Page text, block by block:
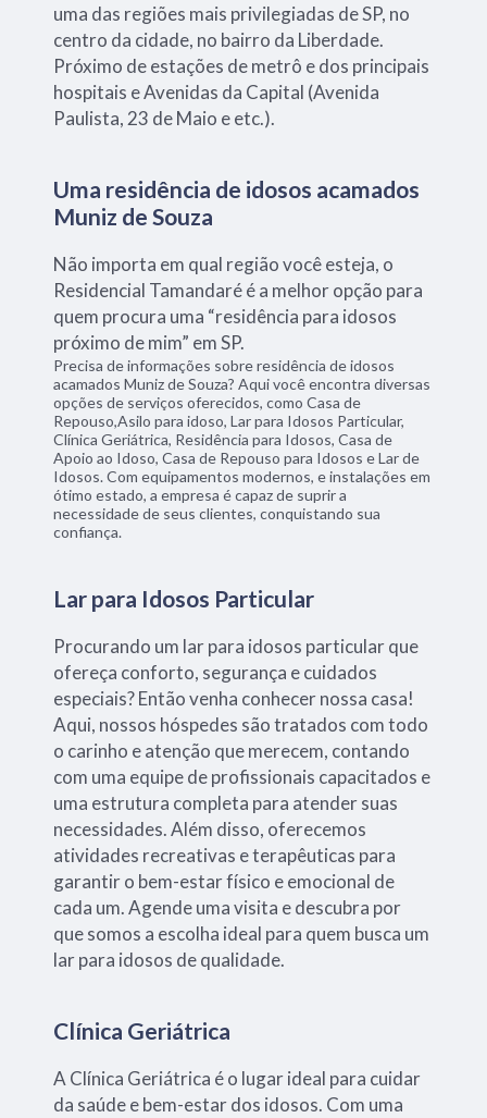
uma das regiões mais privilegiadas de SP, no
centro da cidade, no bairro da Liberdade.
Próximo de estações de metrô e dos principais
hospitais e Avenidas da Capital (Avenida
Paulista, 23 de Maio e etc.).
Uma residência de idosos acamados
Muniz de Souza
Não importa em qual região você esteja, o
Residencial Tamandaré é a melhor opção para
quem procura uma “residência para idosos
próximo de mim” em SP.
Precisa de informações sobre residência de idosos
acamados Muniz de Souza? Aqui você encontra diversas
opções de serviços oferecidos, como Casa de
Repouso,Asilo para idoso, Lar para Idosos Particular,
Clínica Geriátrica, Residência para Idosos, Casa de
Apoio ao Idoso, Casa de Repouso para Idosos e Lar de
Idosos. Com equipamentos modernos, e instalações em
ótimo estado, a empresa é capaz de suprir a
necessidade de seus clientes, conquistando sua
confiança.
Lar para Idosos Particular
Procurando um lar para idosos particular que
ofereça conforto, segurança e cuidados
especiais? Então venha conhecer nossa casa!
Aqui, nossos hóspedes são tratados com todo
o carinho e atenção que merecem, contando
com uma equipe de profissionais capacitados e
uma estrutura completa para atender suas
necessidades. Além disso, oferecemos
atividades recreativas e terapêuticas para
garantir o bem-estar físico e emocional de
cada um. Agende uma visita e descubra por
que somos a escolha ideal para quem busca um
lar para idosos de qualidade.
Clínica Geriátrica
A Clínica Geriátrica é o lugar ideal para cuidar
da saúde e bem-estar dos idosos. Com uma